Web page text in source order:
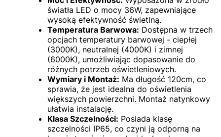
światła LED o mocy 36W, zapewniające
wysoką efektywność świetlną.
Temperatura Barwowa: Dostępna w trzech
opcjach temperatury barwowej - ciepłej
(3000K), neutralnej (4000K) i zimnej
(6000K), umożliwiając dopasowanie do
różnych potrzeb oświetleniowych.
Wymiary i Montaż: Ma długość 120cm, co
sprawia, że jest idealna do oświetlenia
większych powierzchni. Montaż natynkowy
ułatwia instalację.
Klasa Szczelności: Posiada klasę
szczelności IP65, co czyni ją odporną na